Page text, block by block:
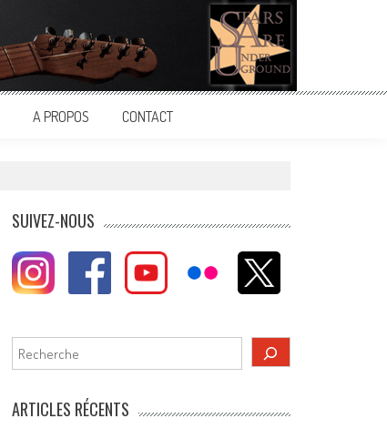
A PROPOS CONTACT
SUIVEZ-NOUS
Rechercher
ARTICLES RÉCENTS